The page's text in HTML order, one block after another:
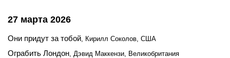
27 марта 2026
Они придут за тобой, Кирилл Соколов, США
Ограбить Лондон, Дэвид Маккензи, Великобритания